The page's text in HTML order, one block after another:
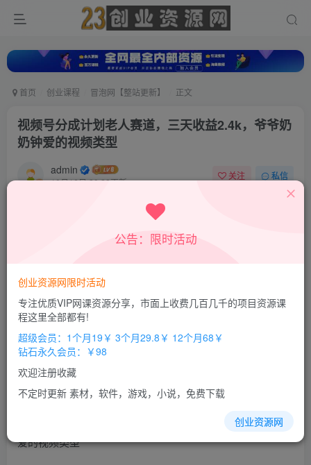
首页 创业课程 冒泡网【整站更新】 正文
视频号分成计划老人赛道，三天收益2.4k，爷爷奶
奶钟爱的视频类型
admin
10月16日 20:22更新
关注 私信
超级会员
立即购买
您当前未登录！建议登陆后购买，办理会员包月更省钱，可保存购
，三天收益2.4k，爷爷奶奶钟
爱的视频类型
公告：限时活动
创业资源网限时活动
专注优质VIP网课资源分享，市面上收费几百几千的项目资源课
程这里全部都有!
超级会员：1个月19￥ 3个月29.8￥ 12个月68￥
钻石永久会员：￥98
欢迎注册收藏
不定时更新 素材，软件，游戏，小说，免费下载
创业资源网